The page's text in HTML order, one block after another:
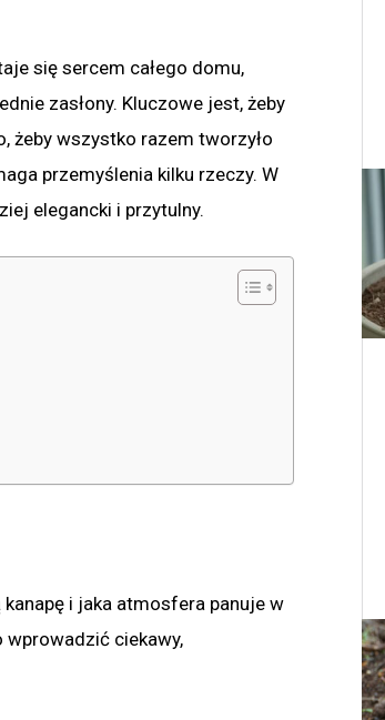
się sercem całego domu,
zasłony. Kluczowe jest, żeby
żeby wszystko razem tworzyło
przemyślenia kilku rzeczy. W
elegancki i przytulny.
i jaka atmosfera panuje w
ciekawy,